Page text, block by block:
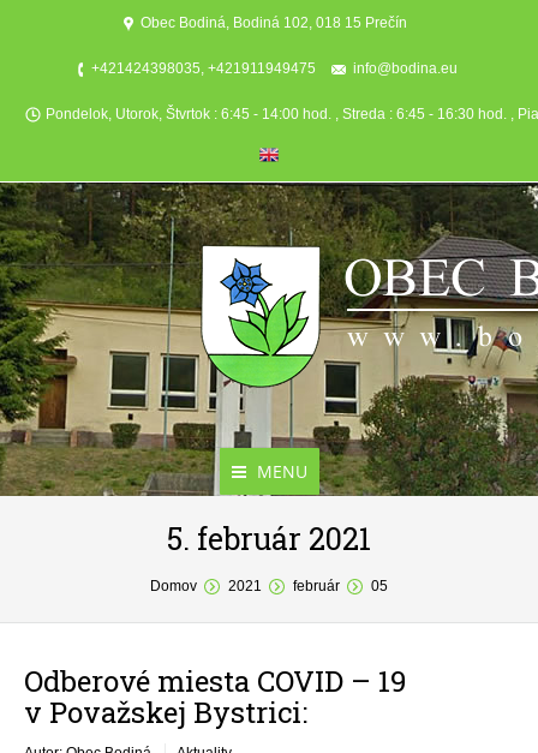
Obec Bodiná, Bodiná 102, 018 15 Prečín
+421424398035, +421911949475 info@bodina.eu
Pondelok, Utorok, Štvrtok : 6:45 - 14:00 hod. , Streda : 6:45 - 16:30 hod. ,
MENU
Aktuality
O obci
Povinné zverejňovanie
Formuláre
5. február 2021
Domov 2021 február 05
Odberové miesta COVID – 19
v Považskej Bystrici: